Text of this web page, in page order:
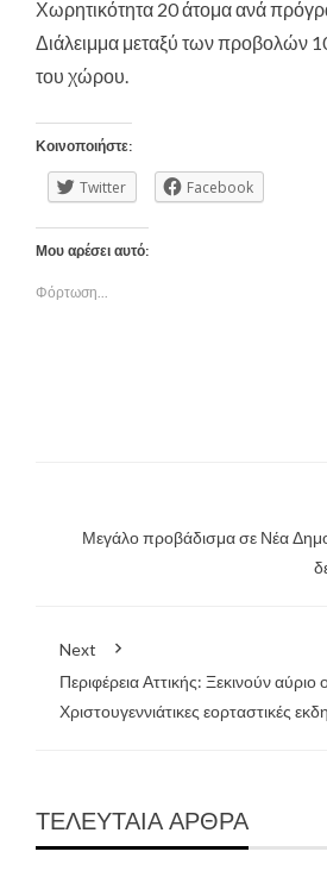
Χωρητικότητα 20 άτομα ανά
Διάλειμμα μεταξύ των προβολών
του χώρου.
Κοινοποιήστε:
Twitter Facebook
Μου αρέσει αυτό:
Φόρτωση...
Μεγάλο προβάδισμα σε Νέα
Next
Περιφέρεια Αττικής: Ξεκινούν αύριο
Χριστουγεννιάτικες εορταστικές
ΤΕΛΕΥΤΑΙΑ ΑΡΘΡΑ